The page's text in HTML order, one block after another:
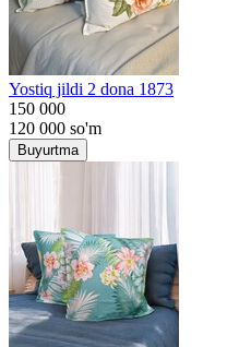
Yostiq jildi 2 dona 1873
150 000
120 000 so'm
Buyurtma